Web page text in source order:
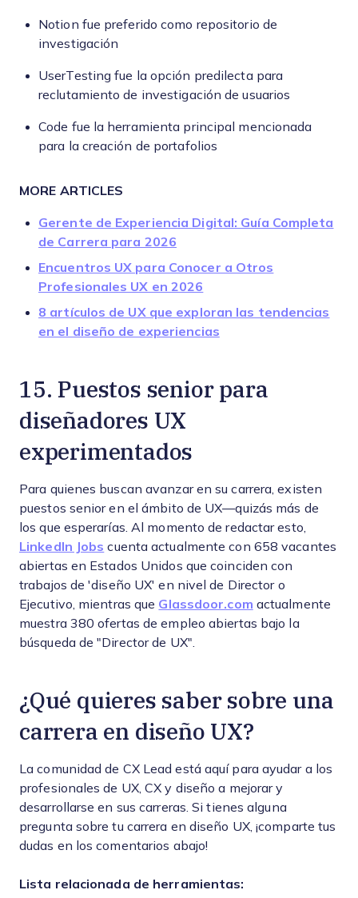
Notion fue preferido como repositorio de
investigación
UserTesting fue la opción predilecta para
reclutamiento de investigación de usuarios
Code fue la herramienta principal mencionada
para la creación de portafolios
MORE ARTICLES
Gerente de Experiencia Digital: Guía Completa
de Carrera para 2026
Encuentros UX para Conocer a Otros
Profesionales UX en 2026
8 artículos de UX que exploran las tendencias
en el diseño de experiencias
15. Puestos senior para
diseñadores UX
experimentados
Para quienes buscan avanzar en su carrera, existen
puestos senior en el ámbito de UX—quizás más de
los que esperarías. Al momento de redactar esto,
LinkedIn Jobs cuenta actualmente con 658 vacantes
abiertas en Estados Unidos que coinciden con
trabajos de 'diseño UX' en nivel de Director o
Ejecutivo, mientras que Glassdoor.com actualmente
muestra 380 ofertas de empleo abiertas bajo la
búsqueda de "Director de UX".
¿Qué quieres saber sobre una
carrera en diseño UX?
La comunidad de CX Lead está aquí para ayudar a los
profesionales de UX, CX y diseño a mejorar y
desarrollarse en sus carreras. Si tienes alguna
pregunta sobre tu carrera en diseño UX, ¡comparte tus
dudas en los comentarios abajo!
Lista relacionada de herramientas: